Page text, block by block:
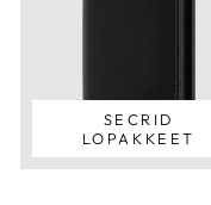
SECRID
LOPAKKEET